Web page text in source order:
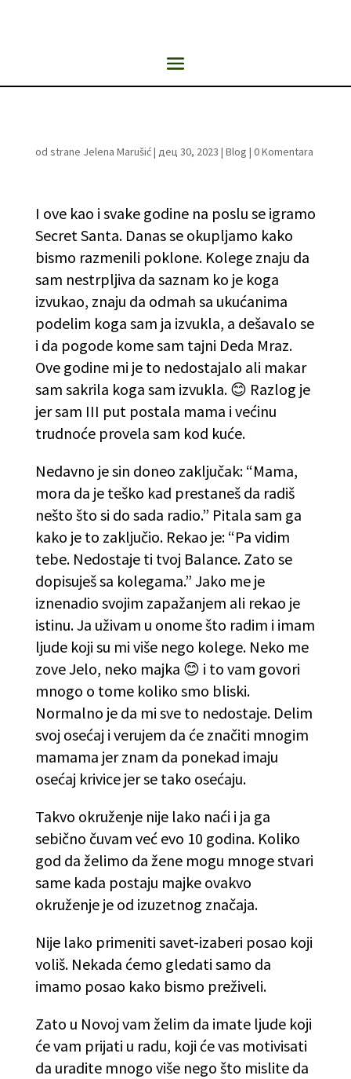
od strane Jelena Marušić| дец 30, 2023 | Blog | 0 Komentara
I ove kao i svake godine na poslu se igramo
Secret Santa. Danas se okupljamo kako
bismo razmenili poklone. Kolege znaju da
sam nestrpljiva da saznam ko je koga
izvukao, znaju da odmah sa ukućanima
podelim koga sam ja izvukla, a dešavalo se
i da pogode kome sam tajni Deda Mraz.
Ove godine mi je to nedostajalo ali makar
sam sakrila koga sam izvukla. 😊 Razlog je
jer sam III put postala mama i većinu
trudnoće provela sam kod kuće.
Nedavno je sin doneo zaključak: “Mama,
mora da je teško kad prestaneš da radiš
nešto što si do sada radio.” Pitala sam ga
kako je to zaključio. Rekao je: “Pa vidim
tebe. Nedostaje ti tvoj Balance. Zato se
dopisuješ sa kolegama.” Jako me je
iznenadio svojim zapažanjem ali rekao je
istinu. Ja uživam u onome što radim i imam
ljude koji su mi više nego kolege. Neko me
zove Jelo, neko majka 😊 i to vam govori
mnogo o tome koliko smo bliski.
Normalno je da mi sve to nedostaje. Delim
svoj osećaj i verujem da će značiti mnogim
mamama jer znam da ponekad imaju
osećaj krivice jer se tako osećaju.
Takvo okruženje nije lako naći i ja ga
sebično čuvam već evo 10 godina. Koliko
god da želimo da žene mogu mnoge stvari
same kada postaju majke ovakvo
okruženje je od izuzetnog značaja.
Nije lako primeniti savet-izaberi posao koji
voliš. Nekada ćemo gledati samo da
imamo posao kako bismo preživeli.
Zato u Novoj vam želim da imate ljude koji
će vam prijati u radu, koji će vas motivisati
da uradite mnogo više nego što mislite da